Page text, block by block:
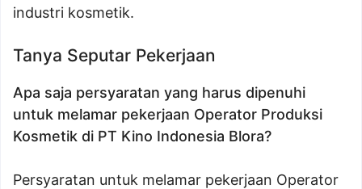
industri kosmetik.
Tanya Seputar Pekerjaan
Apa saja persyaratan yang harus dipenuhi
untuk melamar pekerjaan Operator Produksi
Kosmetik di PT Kino Indonesia Blora?
Persyaratan untuk melamar pekerjaan Operator